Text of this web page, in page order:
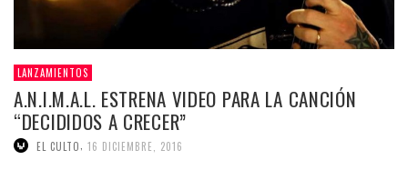
LANZAMIENTOS
A.N.I.M.A.L. ESTRENA VIDEO PARA LA CANCIÓN
“DECIDIDOS A CRECER”
EL CULTO 16 DICIEMBRE, 2016